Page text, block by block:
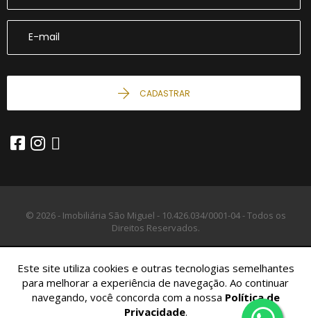
CADASTRAR
© 2026 - Imobiliária São Miguel - 10.426.034/0001-04 -Todos os
Direitos Reservados.
Este site utiliza cookies e outras tecnologias semelhantes
para melhorar a experiência de navegação. Ao continuar
navegando, você concorda com a nossa Política de
Privacidade.